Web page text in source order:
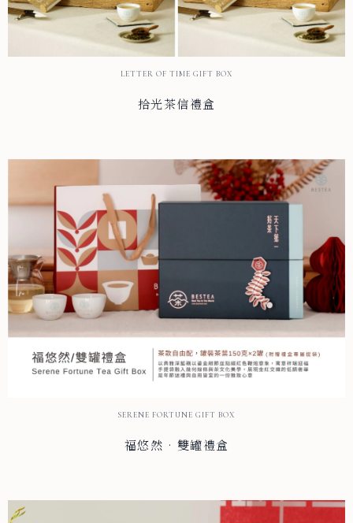
LETTER OF TIME GIFT BOX
拾光茶信禮盒
SERENE FORTUNE GIFT BOX
福悠然 · 雙罐禮盒